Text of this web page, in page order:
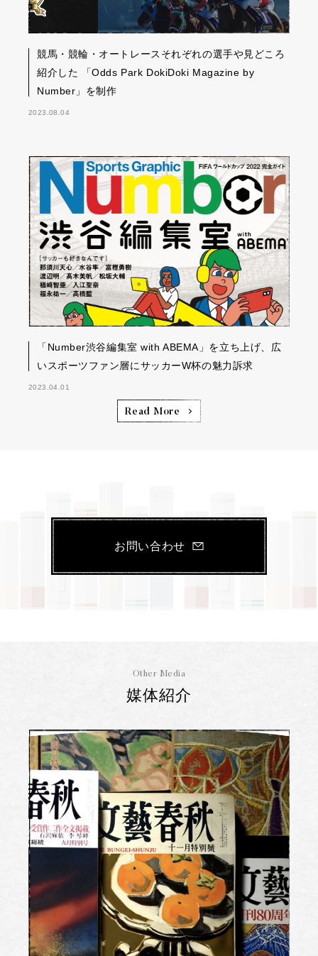
競馬・競輪・オートレースそれぞれの選手や見どころ
紹介した 「Odds Park DokiDoki Magazine by
Number」を制作
2023.08.04
「Number渋谷編集室 with ABEMA」を立ち上げ、広
いスポーツファン層にサッカーW杯の魅力訴求
2023.04.01
Read More
お問い合わせ
Other Media
媒体紹介